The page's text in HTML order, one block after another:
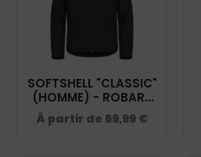
SOFTSHELL "CLASSIC"
(HOMME) - ROBART
PHILIPPE - NOIR -
0200912
À partir de 69,99 €